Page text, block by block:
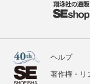
ヘルプ
著作権・リ